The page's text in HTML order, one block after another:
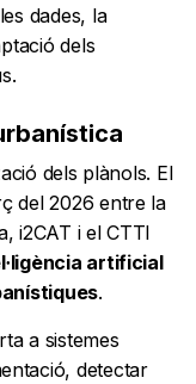
dades, la
dels
dels plànols. El
del 2026 entre la
i2CAT i el CTTI
artificial
.
a sistemes
detectar